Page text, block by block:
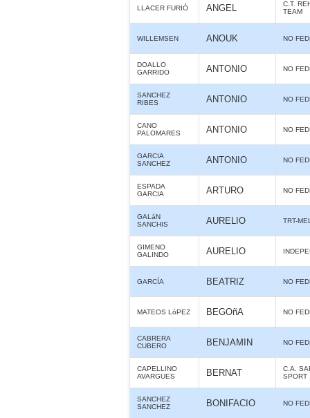
LLACER FURIÓ ANGEL
C.T.
TEAM
WILLEMSEN ANOUK NO
DOALLO
GARRIDO
ANTONIO NO
SANCHEZ
RIBES
ANTONIO NO
CANO
PALOMARES
ANTONIO NO
GARCIA
SANCHEZ
ANTONIO NO
ESPADA
GARCIA
ARTURO NO
GALáN
SANCHIS
AURELIO TRT-
GIMENO
GALINDO
AURELIO
GARCÍA BEATRIZ NO
MATEOS LóPEZ BEGOñA NO
CABRERA
CUBERO
BENJAMIN NO
CAPELLINO
AVARGUES
BERNAT
C.A.
SPORT
SANCHEZ
SANCHEZ
BONIFACIO NO